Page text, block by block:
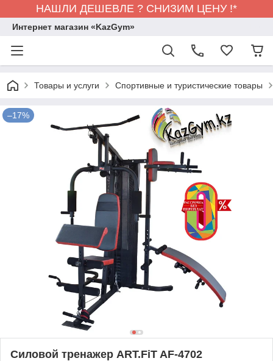
НАШЛИ ДЕШЕВЛЕ ? СНИЗИМ ЦЕНУ !*
Интернет магазин «KazGym»
Товары и услуги Спортивные и туристические товары
–17%
Силовой тренажер ART.FiT AF-4702